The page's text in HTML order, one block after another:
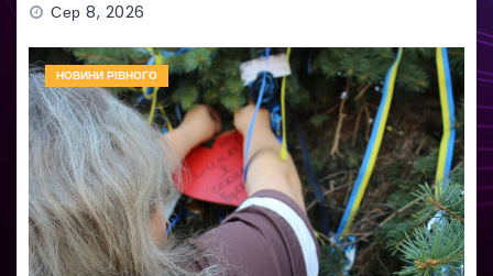
Сер 8, 2026
НОВИНИ РІВНОГО